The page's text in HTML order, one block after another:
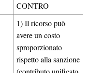
CONTRO
1) Il ricorso può
avere un costo
sproporzionato
rispetto alla sanzione